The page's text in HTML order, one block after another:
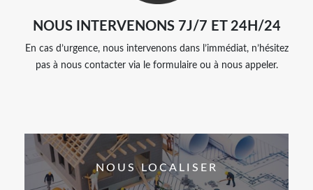
NOUS INTERVENONS 7J/7 ET 24H/24
En cas d’urgence, nous intervenons dans l’immédiat, n’hésitez
pas à nous contacter via le formulaire ou à nous appeler.
NOUS LOCALISER